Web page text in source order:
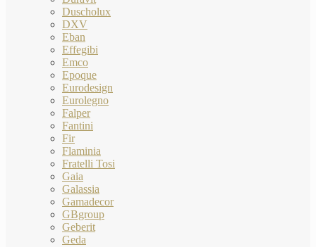
Duscholux
DXV
Eban
Effegibi
Emco
Epoque
Eurodesign
Eurolegno
Falper
Fantini
Fir
Flaminia
Fratelli Tosi
Gaia
Galassia
Gamadecor
GBgroup
Geberit
Geda